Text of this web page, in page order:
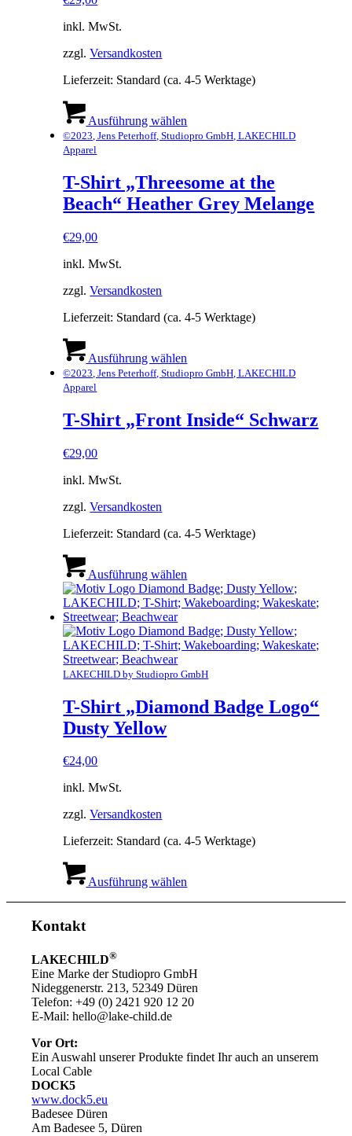
inkl. MwSt.
zzgl.Versandkosten
Lieferzeit: Standard (ca. 4-5 Werktage)
Ausführung wählen
weist
Die
Optionen
©2023, Jens Peterhoff, Studiopro GmbH, LAKECHILD
Apparel
T-Shirt „Threesome at the
Beach“ Heather Grey Melange
€29,00
inkl. MwSt.
zzgl.Versandkosten
Lieferzeit: Standard (ca. 4-5 Werktage)
Ausführung wählen
weist
auf.
Die
werden
©2023, Jens Peterhoff, Studiopro GmbH, LAKECHILD
Apparel
T-Shirt „Front Inside“ Schwarz
€29,00
inkl. MwSt.
zzgl.Versandkosten
Lieferzeit: Standard (ca. 4-5 Werktage)
Ausführung wählen
weist
mehrere
auf.
Die
können
Produktseite
LAKECHILD by Studiopro GmbH
T-Shirt „Diamond Badge Logo“
Dusty Yellow
€24,00
inkl. MwSt.
zzgl.Versandkosten
Lieferzeit: Standard (ca. 4-5 Werktage)
Ausführung wählen
Optionen
können
auf
der
werden
Kontakt
LAKECHILD®
Eine Marke der Studiopro GmbH
Nideggenerstr. 213, 52349 Düren
Telefon: +49 (0) 2421 920 12 20
E-Mail: hello@lake-child.de
Vor Ort:
Ein Auswahl unserer Produkte findet Ihr auch an unserem
Local Cable
DOCK5
www.dock5.eu
Badesee Düren
Am Badesee 5, Düren